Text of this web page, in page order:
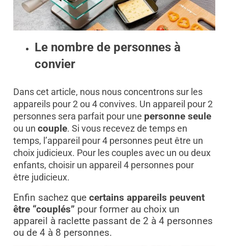
Le nombre de personnes à
convier
Dans cet article, nous nous concentrons sur les
appareils pour 2 ou 4 convives. Un appareil pour 2
personnes sera parfait pour une personne seule
ou un couple. Si vous recevez de temps en
temps, l’appareil pour 4 personnes peut être un
choix judicieux. Pourles couples avec un ou deux
enfants, choisir un appareil 4 personnes pour
être judicieux.
Enfin sachez que certains appareils peuvent
être “couplés” pour former au choix un
appareil à raclette passant de 2 à 4 personnes
ou de 4 à 8 personnes.